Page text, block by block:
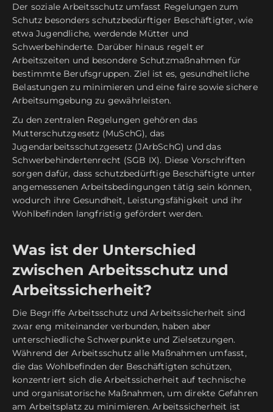
Der soziale Arbeitsschutz umfasst Regelungen zum
Schutz besonders schutzbedürftiger Beschäftigter, wie
etwa Jugendliche, werdende Mütter und
Schwerbehinderte. Darüber hinaus regelt er
Arbeitszeiten und besondere Schutzmaßnahmen für
bestimmte Berufsgruppen. Ziel ist es, gesundheitliche
Belastungen zu minimieren und eine faire sowie sichere
Arbeitsumgebung zu gewährleisten.
Zu den zentralen Regelungen gehören das
Mutterschutzgesetz (MuSchG), das
Jugendarbeitsschutzgesetz (JArbSchG) und das
Schwerbehindertenrecht (SGB IX). Diese Vorschriften
sorgen dafür, dass schutzbedürftige Beschäftigte unter
angemessenen Arbeitsbedingungen tätig sein können,
wodurch ihre Gesundheit, Leistungsfähigkeit und ihr
Wohlbefinden langfristig gefördert werden.
Was ist der Unterschied
zwischen Arbeitsschutz und
Arbeitssicherheit?
Die Begriffe Arbeitsschutz und Arbeitssicherheit sind
zwar eng miteinander verbunden, haben aber
unterschiedliche Schwerpunkte und Zielsetzungen.
Während der Arbeitsschutz alle Maßnahmen umfasst,
die das Wohlbefinden der Beschäftigten schützen,
konzentriert sich die Arbeitssicherheit auf technische
und organisatorische Maßnahmen, um direkte Gefahren
am Arbeitsplatz zu minimieren. Arbeitssicherheit ist